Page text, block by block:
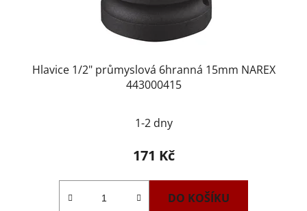
Hlavice 1/2" průmyslová 6hranná 15mm NAREX
443000415
1-2 dny
171 Kč
DO KOŠÍKU